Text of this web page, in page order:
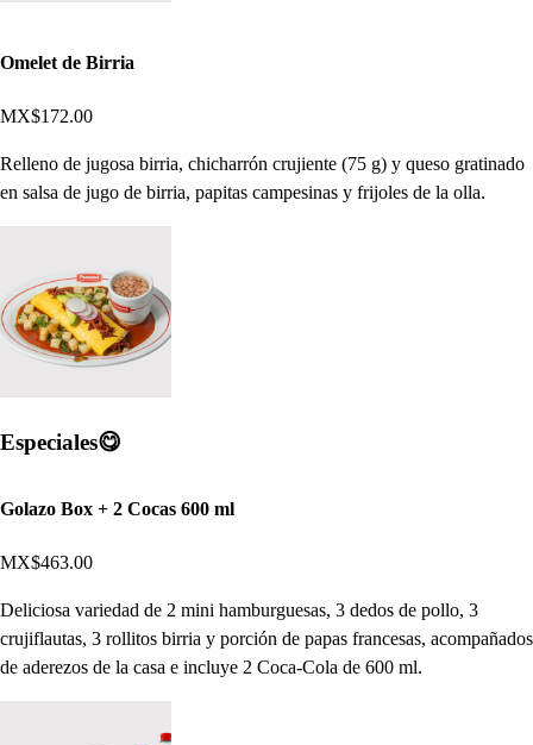
Omelet de Birria
MX$172.00
Relleno de jugosa birria, chicharrón crujiente (75 g) y queso gratinado
en salsa de jugo de birria, papitas campesinas y frijoles de la olla.
Especiales​​😋
Golazo Box + 2 Cocas 600 ml
MX$463.00
Deliciosa variedad de 2 mini hamburguesas, 3 dedos de pollo, 3
crujiflautas, 3 rollitos birria y porción de papas francesas, acompañados
de aderezos de la casa e incluye 2 Coca-Cola de 600 ml.